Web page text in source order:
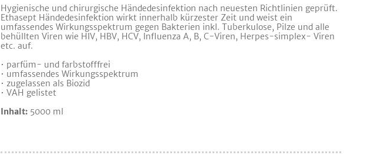
Hygienische und chirurgische Händedesinfektion nach neuesten Richtlinien geprüft.
Ethasept Händedesinfektion wirkt innerhalb kürzester Zeit und weist ein
umfassendes Wirkungsspektrum gegen Bakterien inkl. Tuberkulose, Pilze und alle
behüllten Viren wie HIV, HBV, HCV, Influenza A, B, C-Viren, Herpes-simplex- Viren
etc. auf.
• parfüm- und farbstofffrei
• umfassendes Wirkungsspektrum
• zugelassen als Biozid
• VAH gelistet
Inhalt: 5000 ml